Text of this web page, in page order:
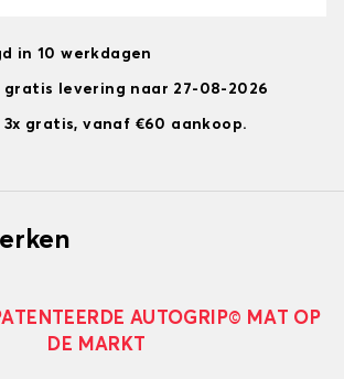
in 10 werkdagen
gratis levering naar 27-08-2026
gratis, vanaf €60 aankoop.
AUTOGRIP© MAT OP
DE MARKT